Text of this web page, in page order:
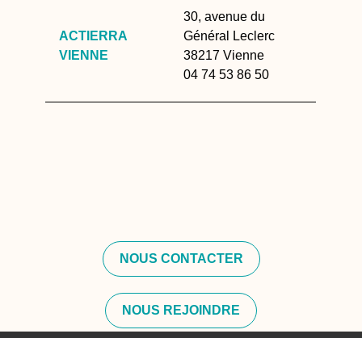
ACTIERRA
VIENNE
30, avenue du
Général Leclerc
38217 Vienne
04 74 53 86 50
NOUS CONTACTER
NOUS REJOINDRE